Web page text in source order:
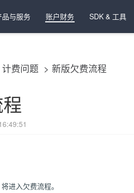
品与服务 账户财务 SDK & 工具
计费问题 新版欠费流程
进入欠费流程。